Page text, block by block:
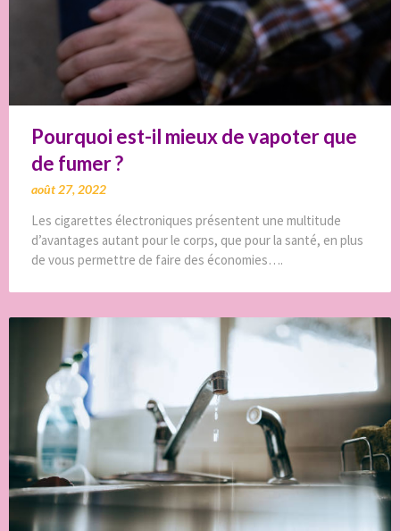
Pourquoi est-il mieux de vapoter que
de fumer ?
août 27, 2022
Les cigarettes électroniques présentent une multitude
d’avantages autant pour le corps, que pour la santé, en plus
de vous permettre de faire des économies….